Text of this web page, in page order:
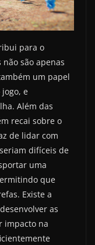
para o
não são apenas
um papel
e
Além das
recai sobre o
de lidar com
difíceis de
uma
que
Existe a
as
impacto na